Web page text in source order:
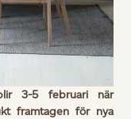
3-5 februari när
framtagen för nya